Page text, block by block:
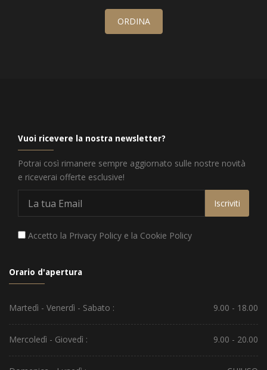
ORDINA
Vuoi ricevere la nostra newsletter?
Potrai così rimanere sempre aggiornato sulle nostre novità
e riceverai offerte esclusive!
Iscriviti
Accetto la Privacy Policy e la Cookie Policy
Orario d'apertura
Martedì - Venerdì - Sabato : 9.00 - 18.00
Mercoledì - Giovedì : 9.00 - 20.00